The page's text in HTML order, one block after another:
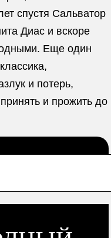
спустя Сальватор
Диас и вскоре
Еще один
и потерь,
и прожить до